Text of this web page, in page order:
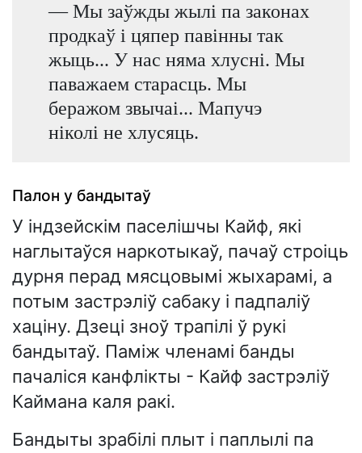
— Мы заўжды жылі па законах
продкаў і цяпер павінны так
жыць... У нас няма хлусні. Мы
паважаем старасць. Мы
беражом звычаі... Мапучэ
ніколі не хлусяць.
Палон у бандытаў
У індзейскім паселішчы Кайф, які
наглытаўся наркотыкаў, пачаў строіць
дурня перад мясцовымі жыхарамі, а
потым застрэліў сабаку і падпаліў
хаціну. Дзеці зноў трапілі ў рукі
бандытаў. Паміж членамі банды
пачаліся канфлікты - Кайф застрэліў
Каймана каля ракі.
Бандыты зрабілі плыт і паплылі па